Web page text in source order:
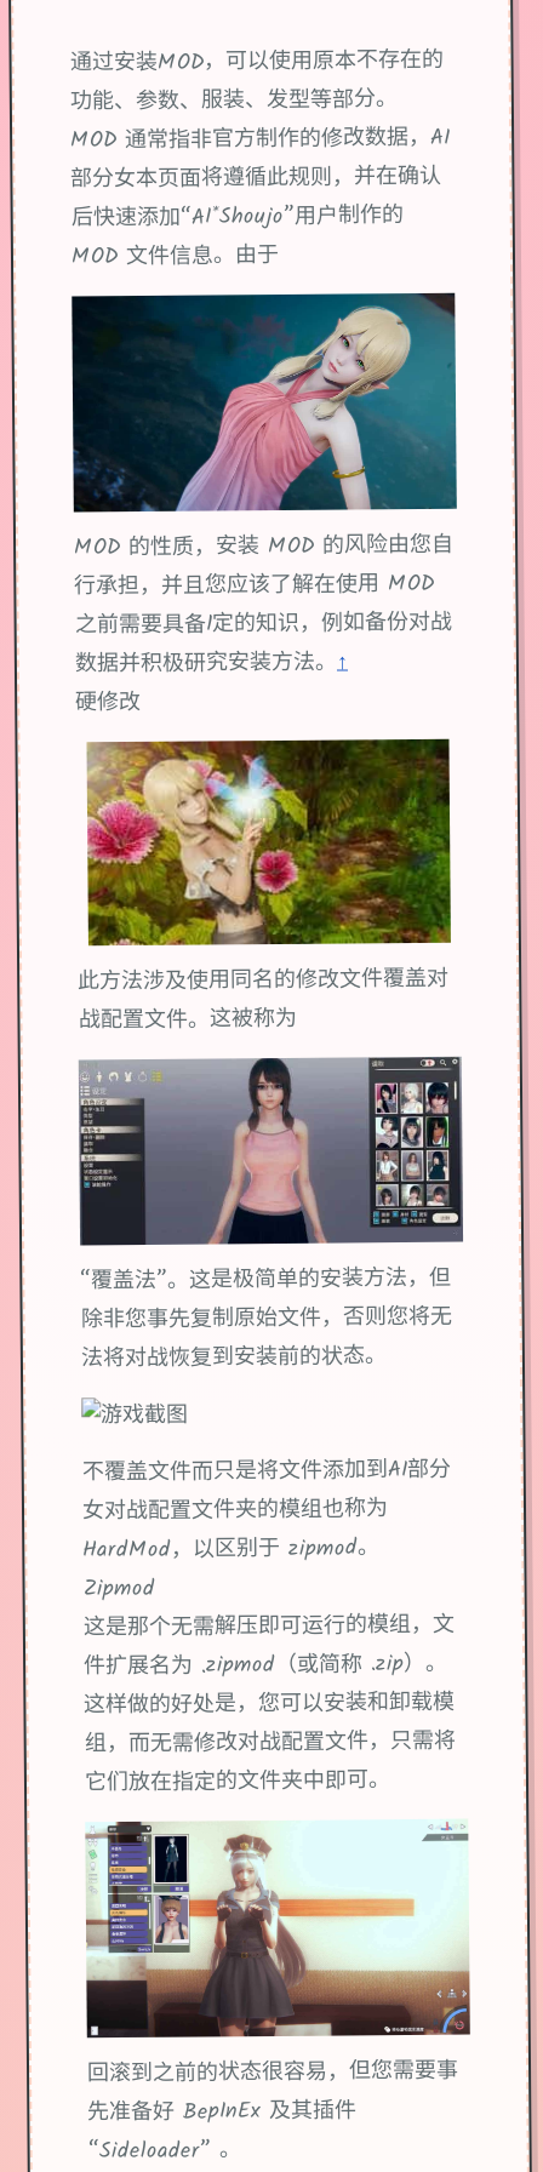
通过安装MOD，可以使用原本不存在的
功能、参数、服装、发型等部分。
MOD 通常指非官方制作的修改数据，AI
部分女本页面将遵循此规则，并在确认
后快速添加“AI*Shoujo”用户制作的
MOD 文件信息。由于
MOD 的性质，安装 MOD 的风险由您自
行承担，并且您应该了解在使用 MOD
之前需要具备1定的知识，例如备份对战
数据并积极研究安装方法。↑
硬修改
此方法涉及使用同名的修改文件覆盖对
战配置文件。这被称为
“覆盖法”。这是极简单的安装方法，但
除非您事先复制原始文件，否则您将无
法将对战恢复到安装前的状态。
不覆盖文件而只是将文件添加到AI部分
女对战配置文件夹的模组也称为
HardMod，以区别于 zipmod。
Zipmod
这是那个无需解压即可运行的模组，文
件扩展名为 .zipmod（或简称 .zip）。
这样做的好处是，您可以安装和卸载模
组，而无需修改对战配置文件，只需将
它们放在指定的文件夹中即可。
回滚到之前的状态很容易，但您需要事
先准备好 BepInEx 及其插件
“Sideloader” 。